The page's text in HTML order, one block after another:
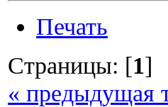
Печать
Страницы: [1]
« предыдущая